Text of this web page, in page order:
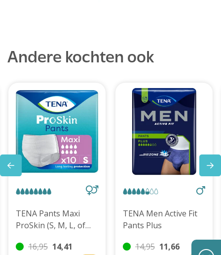
Andere kochten ook
TENA Pants Maxi
ProSkin (S, M, L, of
16,95 14,41
TENA Men Active Fit
Pants Plus
14,95 11,66